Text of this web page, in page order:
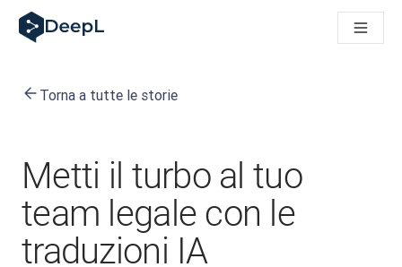
DeepL per gli agenti IA
Translation Flow di DeepL: Nuovi flussi di lavoro basati
Scopri Translation Flow: La localizzazione che
Da traduzione testi a piattaforma vocale in tempo reale
Building an instantly accessible voice demo with DeepL
Torna a tutte le storie
Metti il turbo al tuo
team legale con le
traduzioni IA